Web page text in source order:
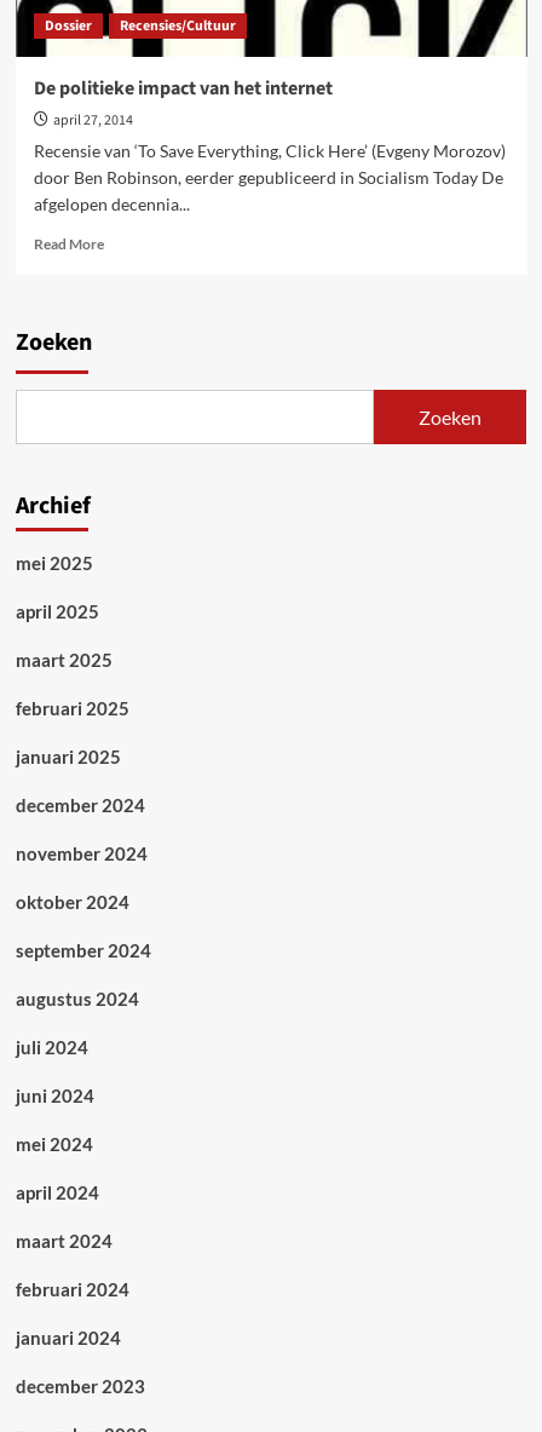
Dossier Recensies/Cultuur
De politieke impact van het internet
april 27, 2014
Recensie van ‘To Save Everything, Click Here’ (Evgeny Morozov)
door Ben Robinson, eerder gepubliceerd in Socialism Today De
afgelopen decennia...
Read MoreRead
Zoeken
Zoeken
Archief
mei 2025
april 2025
maart 2025
februari 2025
januari 2025
december 2024
november 2024
oktober 2024
september 2024
augustus 2024
juli 2024
juni 2024
mei 2024
april 2024
maart 2024
februari 2024
januari 2024
december 2023